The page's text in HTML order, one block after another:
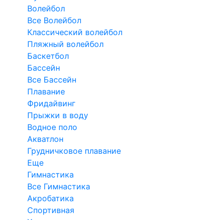
Волейбол
Все Волейбол
Классический волейбол
Пляжный волейбол
Баскетбол
Бассейн
Все Бассейн
Плавание
Фридайвинг
Прыжки в воду
Водное поло
Акватлон
Грудничковое плавание
Еще
Гимнастика
Все Гимнастика
Акробатика
Спортивная